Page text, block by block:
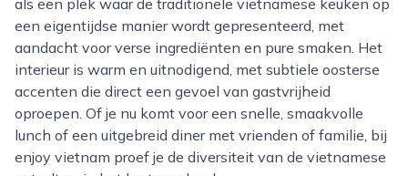
als een plek waar de traditionele vietnamese keuken op
een eigentijdse manier wordt gepresenteerd, met
aandacht voor verse ingrediënten en pure smaken. Het
interieur is warm en uitnodigend, met subtiele oosterse
accenten die direct een gevoel van gastvrijheid
oproepen. Of je nu komt voor een snelle, smaakvolle
lunch of een uitgebreid diner met vrienden of familie, bij
enjoy vietnam proef je de diversiteit van de vietnamese